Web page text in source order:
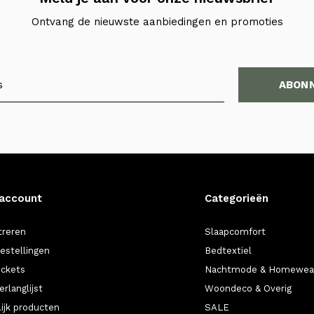
Ontvang de nieuwste aanbiedingen en promoties
producten
Categorieën
Slaapcomfort
Bedtextiel
Nachtmode &
Woondeco & Overig
SALE